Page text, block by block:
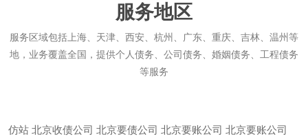
服务地区
服务区域包括上海、天津、西安、杭州、广东、重庆、吉林、温州等
地，业务覆盖全国，提供个人债务、公司债务、婚姻债务、工程债务
等服务
仿站 北京收债公司 北京要债公司 北京要账公司 北京要账公司